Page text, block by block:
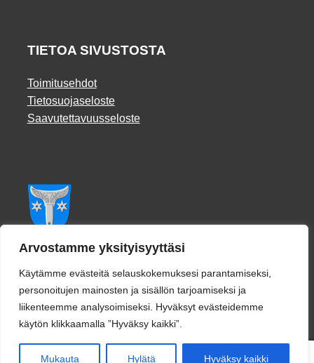
Arvostamme yksityisyyttäsi
Käytämme evästeitä selauskokemuksesi parantamiseksi,
personoitujen mainosten ja sisällön tarjoamiseksi ja
liikenteemme analysoimiseksi. Hyväksyt evästeidemme
käytön klikkaamalla ”Hyväksy kaikki”.
Mukauta Hylätä Hyväksy kaikki
TIETOA SIVUSTOSTA
Toimitusehdot
Tietosuojaseloste
Saavutettavuusseloste
Facebook
0